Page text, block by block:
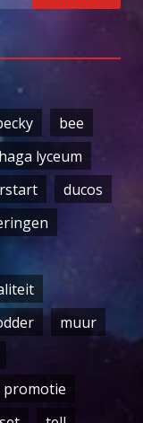
bee
lyceum
ducos
muur
promotie